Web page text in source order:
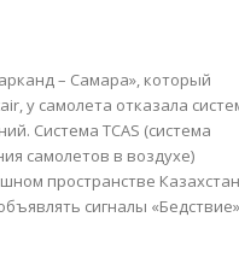
– Самара», который
у самолета отказала
самолетов в воздухе)
пространстве
сигналы